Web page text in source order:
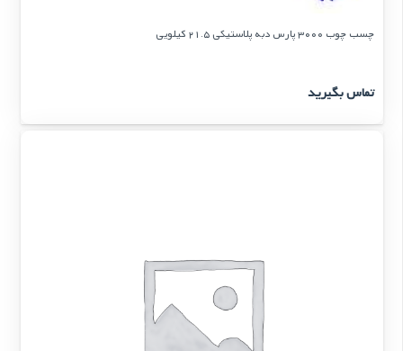
چسب چوب 3000 پارس دبه پلاستیكی 21.5 كیلویی
تماس بگیرید